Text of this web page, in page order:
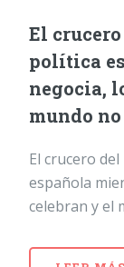
El
política
negocia,
mundo
El crucero
española
celebran y el